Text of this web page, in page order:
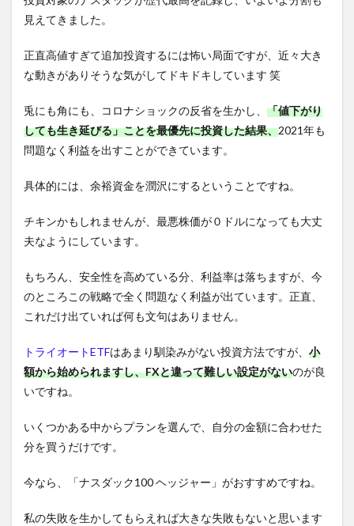
見えてきました。
正直高値すぎて追加投資するには怖い局面ですが、近々大き
な動きがありそうな気がしてドキドキしています 笑
兎にも角にも、コロナショックの反省を生かし、 「値下がり
しても生き延びる」ことを最優先に投資した結果、2021年も
問題なく利益を出すことができています。
具体的には、余裕資金を潤沢にするということですね。
チキンかもしれませんが、最悪株価が０ドルになっても大丈
夫なようにしています。
もちろん、安全性を高めている分、利益率は落ちますが、今
のところこの戦略で全く問題なく利益が出ています。正直、
これだけ出ていれば何も文句はありません。
トライオートETFはあまり馴染みがない投資方法ですが、 小
額から始められますし、FXと違って難しい設定がないのが良
いですね。
いくつかある中からプランを選んで、自分の金額に合わせた
分を買うだけです。
今なら、「ナスダック100 ヘッジャー」がおすすめですね。
私の失敗を生かしてもらえれば大きな失敗もないと思います